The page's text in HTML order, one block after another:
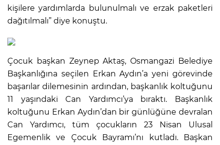
kişilere yardımlarda bulunulmalı ve erzak paketleri
dağıtılmalı” diye konuştu.
Çocuk başkan Zeynep Aktaş, Osmangazi Belediye
Başkanlığına seçilen Erkan Aydın’a yeni görevinde
başarılar dilemesinin ardından, başkanlık koltuğunu
11 yaşındaki Can Yardımcı’ya bıraktı. Başkanlık
koltuğunu Erkan Aydın’dan bir günlüğüne devralan
Can Yardımcı, tüm çocukların 23 Nisan Ulusal
Egemenlik ve Çocuk Bayramı’nı kutladı. Başkan